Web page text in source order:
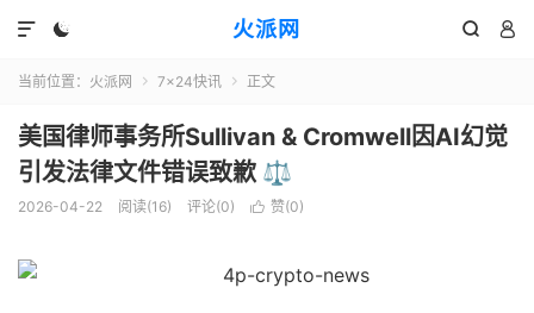
火派网
  

当前位置： 火派网  7×24快讯  正文
美国律师事务所Sullivan & Cromwell因AI幻觉
引发法律文件错误致歉 ⚖️
2026-04-22 阅读(16) 评论(0)  赞(0)